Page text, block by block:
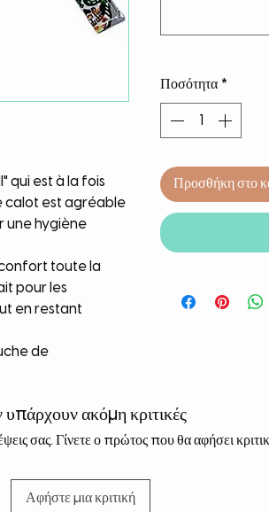
qui est à la fois
calot est agréable
une hygiène
toute la
pour les
en restant
de
Ποσότητα *
Προσθήκη στο
υπάρχουν ακόμη κριτικές
σας. Γίνετε ο πρώτος που θα αφήσει
Αφήστε μια κριτική